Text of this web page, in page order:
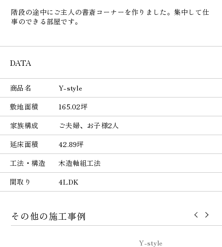
DATA
商品名
Y-style
敷地面積
165.02坪
家族構成
ご夫婦、お子様2人
延床面積
42.89坪
工法・構造
木造軸組工法
間取り
4LDK
階段の途中にご主人の書斎コーナーを作りました。集中して仕
事のできる部屋です。
その他の施工事例
Y-style